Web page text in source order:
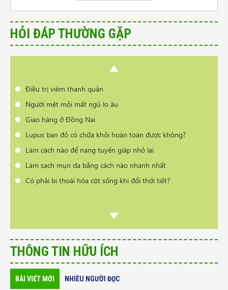
HỎI ĐÁP THƯỜNG GẶP
Lupus ban đỏ có chữa khỏi hoàn toàn được không?
Làm cách nào để nang tuyến giáp nhỏ lại
Làm sạch mụn da bằng cách nào nhanh nhất
Có phải bị thoái hóa cột sống khi đổi thời tiết?
Cần tư vấn sản phẩm trị vẩy nến da đầu
Điều trị viêm thanh quản
Người mệt mỏi mất ngủ lo âu
Giao hàng ở Đồng Nai
Lupus ban đỏ có chữa khỏi hoàn toàn được không?
Làm cách nào để nang tuyến giáp nhỏ lại
Làm sạch mụn da bằng cách nào nhanh nhất
Có phải bị thoái hóa cột sống khi đổi thời tiết?
THÔNG TIN HỮU ÍCH
BÀI VIẾT MỚI NHIỀU NGƯỜI ĐỌC